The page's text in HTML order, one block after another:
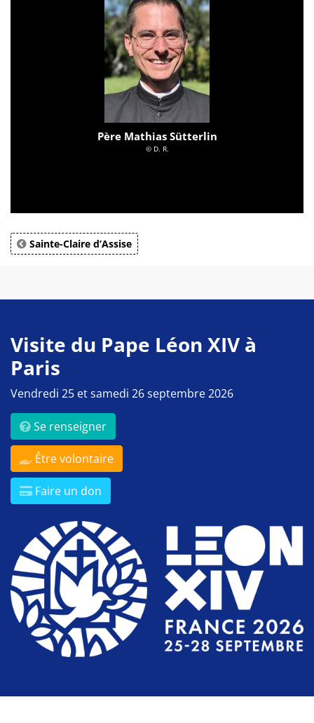
Père Mathias Sütterlin
© D. R.
Sainte-Claire d’Assise
Visite du Pape Léon XIV à
Paris
Vendredi 25 et samedi 26 septembre 2026
Se renseigner
Être volontaire
Faire un don